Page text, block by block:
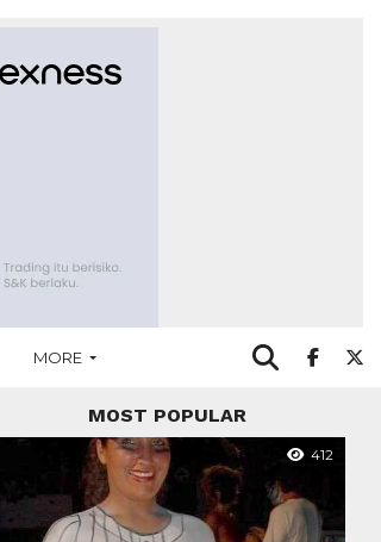
MORE
MOST POPULAR
412